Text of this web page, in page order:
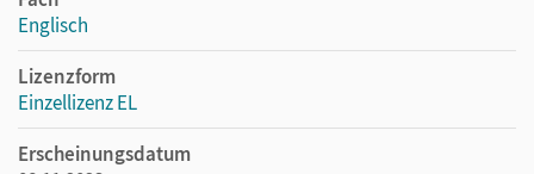
Englisch
Lizenzform
Einzellizenz EL
Erscheinungsdatum